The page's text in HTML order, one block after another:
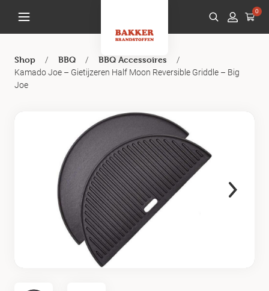
0
Shop / BBQ / BBQ Accessoires
/
Kamado Joe – Gietijzeren Half Moon Reversible Griddle – Big
Joe